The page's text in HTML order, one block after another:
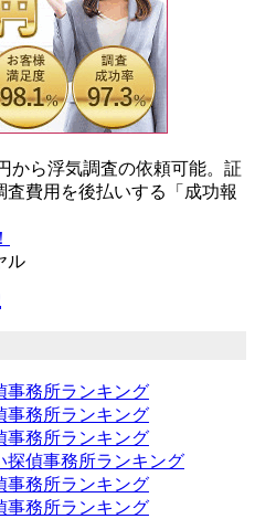
から浮気調査の依頼可能。証
費用を後払いする「成功報
ル
事務所ランキング
事務所ランキング
事務所ランキング
探偵事務所ランキング
事務所ランキング
事務所ランキング